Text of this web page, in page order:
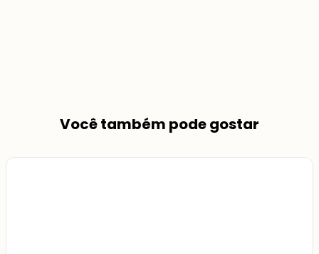
Você também pode gostar